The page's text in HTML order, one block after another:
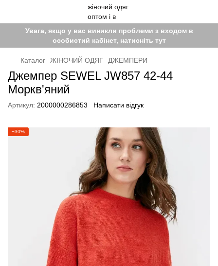
Увага, якщо у вас виникли проблеми з входом в
особистий кабінет, натисніть тут
Каталог ЖІНОЧИЙ ОДЯГ ДЖЕМПЕРИ
Джемпер SEWEL JW857 42-44
Моркв'яний
Артикул: 2000000286853 Написати відгук
−30%